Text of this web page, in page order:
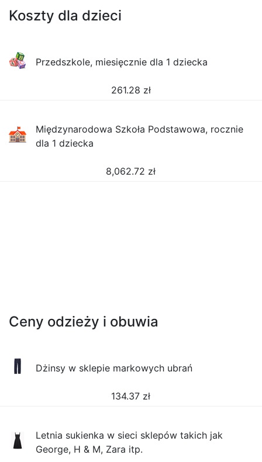
Koszty dla dzieci
Przedszkole, miesięcznie dla 1 dziecka
261.28 zł
Międzynarodowa Szkoła Podstawowa, rocznie
dla 1 dziecka
8,062.72 zł
Ceny odzieży i obuwia
Dżinsy w sklepie markowych ubrań
134.37 zł
Letnia sukienka w sieci sklepów takich jak
George, H & M, Zara itp.